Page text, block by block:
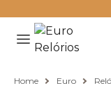
Home Euro